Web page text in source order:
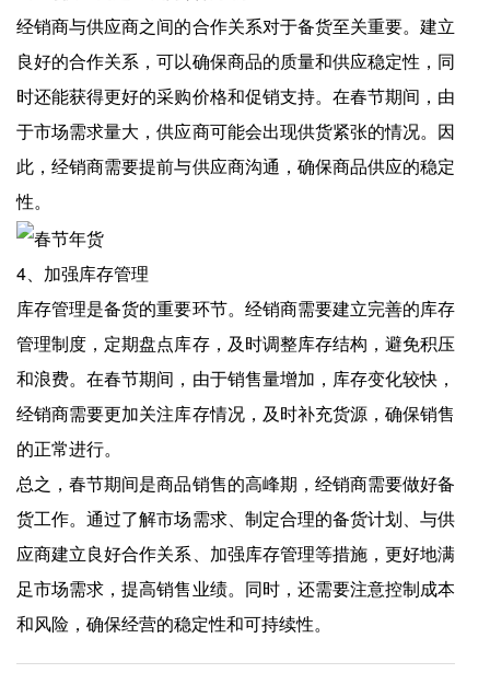
经销商与供应商之间的合作关系对于备货至关重要。建立
良好的合作关系，可以确保商品的质量和供应稳定性，同
时还能获得更好的采购价格和促销支持。在春节期间，由
于市场需求量大，供应商可能会出现供货紧张的情况。因
此，经销商需要提前与供应商沟通，确保商品供应的稳定
性。
4、加强库存管理
库存管理是备货的重要环节。经销商需要建立完善的库存
管理制度，定期盘点库存，及时调整库存结构，避免积压
和浪费。在春节期间，由于销售量增加，库存变化较快，
经销商需要更加关注库存情况，及时补充货源，确保销售
的正常进行。
总之，春节期间是商品销售的高峰期，经销商需要做好备
货工作。通过了解市场需求、制定合理的备货计划、与供
应商建立良好合作关系、加强库存管理等措施，更好地满
足市场需求，提高销售业绩。同时，还需要注意控制成本
和风险，确保经营的稳定性和可持续性。